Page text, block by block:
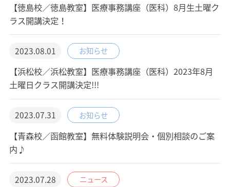
【徳島校／徳島教室】医療事務講座（医科）8月生土曜ク
ラス開講決定！
2023.08.01 お知らせ
【浜松校／浜松教室】医療事務講座（医科）2023年8月
土曜日クラス開講決定!!!
2023.07.31 お知らせ
【青森校／函館教室】無料体験説明会・個別相談のご案
内♪
2023.07.28 ニュース